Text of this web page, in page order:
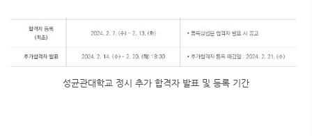
성균관대학교 정시 추가 합격자 발표 및 등록 기간